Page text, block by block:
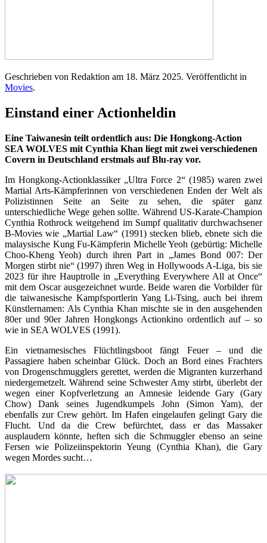
Geschrieben von Redaktion am 18. März 2025. Veröffentlicht in
Movies.
Einstand einer Actionheldin
Eine Taiwanesin teilt ordentlich aus: Die Hongkong-Action
SEA WOLVES mit Cynthia Khan liegt mit zwei verschiedenen
Covern in Deutschland erstmals auf Blu-ray vor.
Im Hongkong-Actionklassiker „Ultra Force 2“ (1985) waren zwei
Martial Arts-Kämpferinnen von verschiedenen Enden der Welt als
Polizistinnen Seite an Seite zu sehen, die später ganz
unterschiedliche Wege gehen sollte. Während US-Karate-Champion
Cynthia Rothrock weitgehend im Sumpf qualitativ durchwachsener
B-Movies wie „Martial Law“ (1991) stecken blieb, ebnete sich die
malaysische Kung Fu-Kämpferin Michelle Yeoh (gebürtig: Michelle
Choo-Kheng Yeoh) durch ihren Part in „James Bond 007: Der
Morgen stirbt nie“ (1997) ihren Weg in Hollywoods A-Liga, bis sie
2023 für ihre Hauptrolle in „Everything Everywhere All at Once“
mit dem Oscar ausgezeichnet wurde. Beide waren die Vorbilder für
die taiwanesische Kampfsportlerin Yang Li-Tsing, auch bei ihrem
Künstlernamen: Als Cynthia Khan mischte sie in den ausgehenden
80er und 90er Jahren Hongkongs Actionkino ordentlich auf – so
wie in SEA WOLVES (1991).
Ein vietnamesisches Flüchtlingsboot fängt Feuer – und die
Passagiere haben scheinbar Glück. Doch an Bord eines Frachters
von Drogenschmugglers gerettet, werden die Migranten kurzerhand
niedergemetzelt. Während seine Schwester Amy stirbt, überlebt der
wegen einer Kopfverletzung an Amnesie leidende Gary (Gary
Chow) Dank seines Jugendkumpels John (Simon Yam), der
ebenfalls zur Crew gehört. Im Hafen eingelaufen gelingt Gary die
Flucht. Und da die Crew befürchtet, dass er das Massaker
ausplaudern könnte, heften sich die Schmuggler ebenso an seine
Fersen wie Polizeiinspektorin Yeung (Cynthia Khan), die Gary
wegen Mordes sucht…